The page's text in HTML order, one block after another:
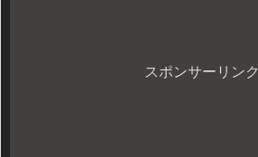
スポンサーリンク